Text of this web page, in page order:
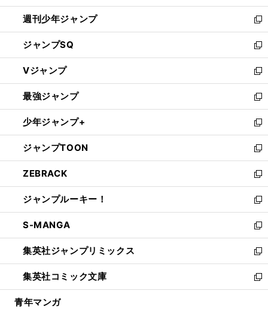
開
く
週刊少年ジャンプ
新
し
い
ウ
ィ
ン
ド
ウ
で
開
く
ジャンプSQ
新
し
い
ウ
ィ
ン
ド
ウ
で
開
く
Vジャンプ
新
し
い
ウ
ィ
ン
ド
ウ
で
開
く
最強ジャンプ
新
し
い
ウ
ィ
ン
ド
ウ
で
開
く
少年ジャンプ+
新
し
い
ウ
ィ
ン
ド
ウ
で
開
く
ジャンプTOON
新
し
い
ウ
ィ
ン
ド
ウ
で
開
く
ZEBRACK
新
し
い
ウ
ィ
ン
ド
ウ
で
開
ジャンプルーキー！
新
し
い
ウ
ィ
ン
ド
ウ
S-MANGA
新
し
い
ウ
ィ
ン
集英社ジャンプリミックス
新
し
い
ウ
集英社コミック文庫
新
し
青年マンガ